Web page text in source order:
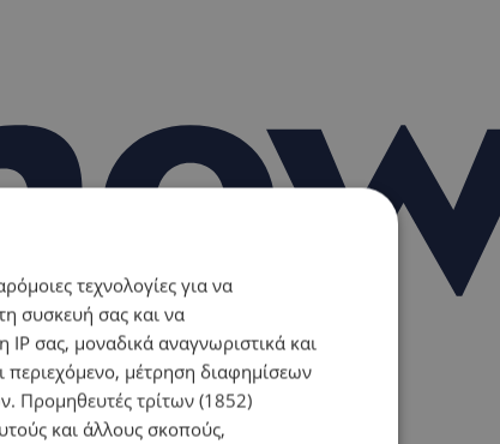
τεχνολογίες για να
συσκευή σας και να
σας, μοναδικά αναγνωριστικά και
περιεχόμενο, μέτρηση διαφημίσεων
Προμηθευτές τρίτων (1852)
και άλλους σκοπούς,